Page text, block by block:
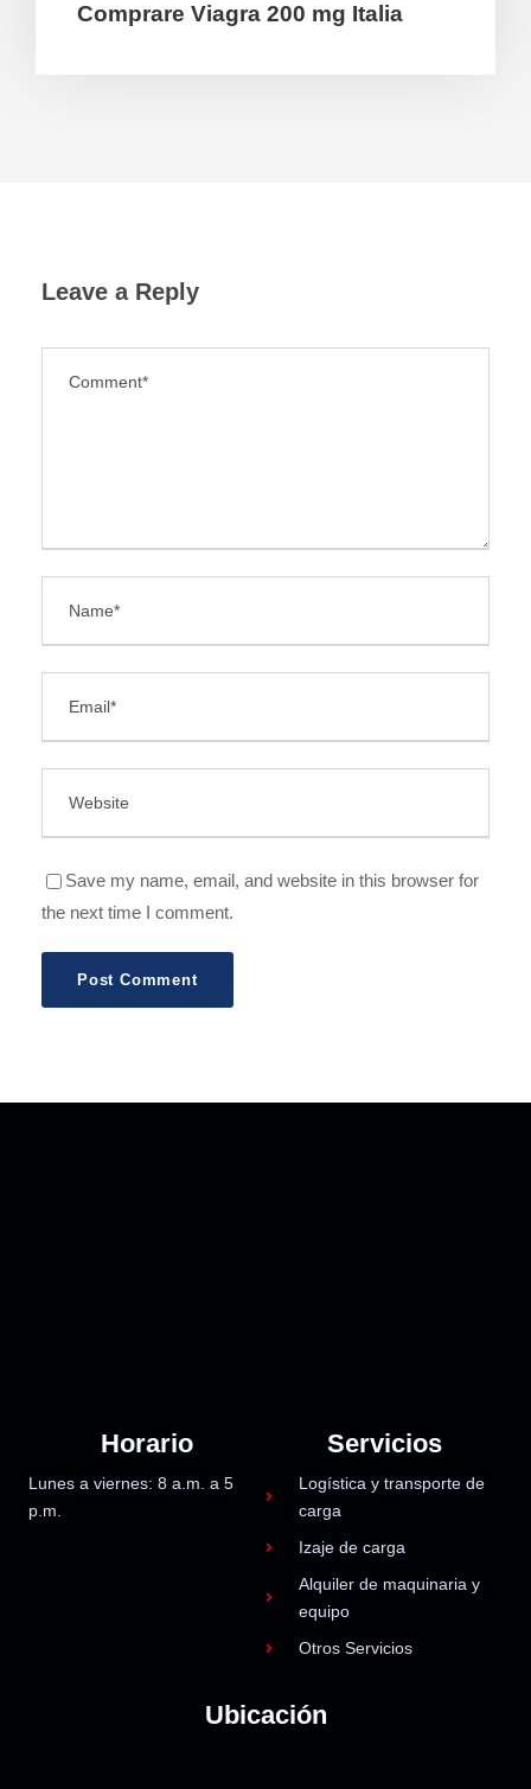
Comprare Viagra 200 mg Italia
Leave a Reply
Save my name, email, and website in this browser for
the next time I comment.
Horario
Lunes a viernes: 8 a.m. a 5
p.m.
Servicios
Logística y transporte de
carga
Izaje de carga
Alquiler de maquinaria y
equipo
Otros Servicios
Ubicación